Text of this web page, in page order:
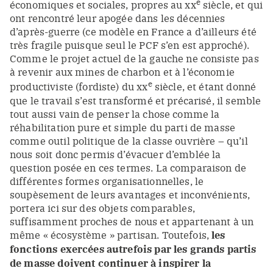
économiques et sociales, propres au xx siècle, et qui
ont rencontré leur apogée dans les décennies
d’après-guerre (ce modèle en France a d’ailleurs été
très fragile puisque seul le PCF s’en est approché).
Comme le projet actuel de la gauche ne consiste pas
à revenir aux mines de charbon et à l’économie
productiviste (fordiste) du xxesiècle, et étant donné
que le travail s’est transformé et précarisé, il semble
tout aussi vain de penser la chose comme la
réhabilitation pure et simple du parti de masse
comme outil politique de la classe ouvrière – qu’il
nous soit donc permis d’évacuer d’emblée la
question posée en ces termes. La comparaison de
différentes formes organisationnelles, le
soupèsement de leurs avantages et inconvénients,
portera ici sur des objets comparables,
suffisamment proches de nous et appartenant à un
même « écosystème » partisan. Toutefois,les
fonctions exercées autrefois par les grands partis
de masse doivent continuer à inspirer la